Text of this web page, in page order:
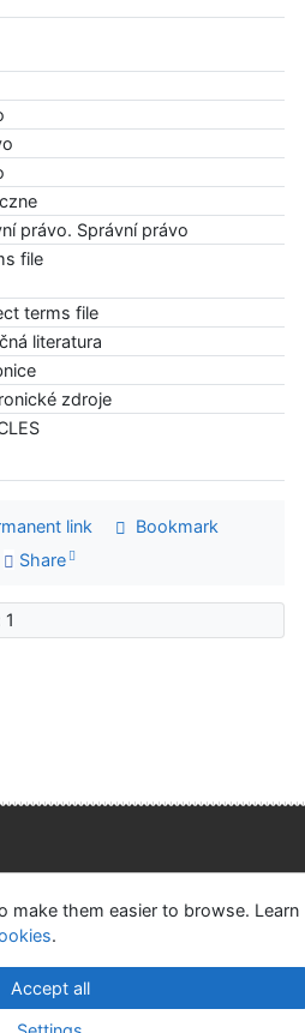
právo. Správní právo
file
terms file
literatura
zdroje
link
Bookmark
Share
1
Hradec Králové
-
make them easier to browse. Learn
.
Accept all